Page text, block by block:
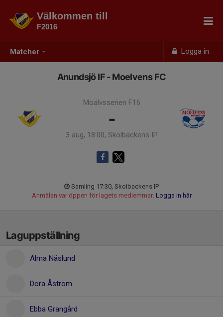
Matcher Logga in
Välkommen till
F2016
Anundsjö IF - Moelvens FC
Moälvsserien F16
-
3 aug, 18:00, Skolbackens IP
Samling 17:30, Skolbackens IP
Anmälan var öppen för lagets medlemmar. Logga in här
Laguppställning
Alma Näslund
Dora Åström
Ebba Grangård